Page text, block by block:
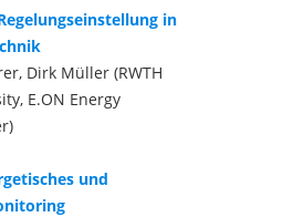
in
Dirk Müller (RWTH
E.ON Energy
und